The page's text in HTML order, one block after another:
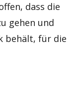
dass die
gehen und
behält, für die